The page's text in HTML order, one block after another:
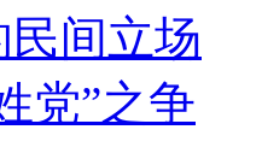
间立场
党”之争